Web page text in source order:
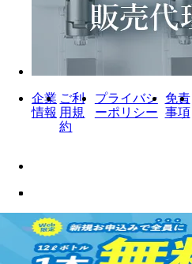
企業
情報
ご利
用規
約
プライバシ
ーポリシー
免責
事項